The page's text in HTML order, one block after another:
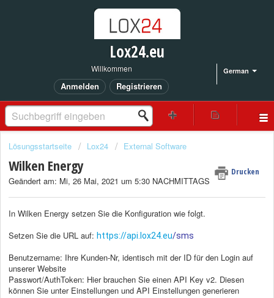
Lox24.eu
German
Willkommen
Anmelden Registrieren
Lösungsstartseite Lox24 External Software
Wilken Energy Drucken
Geändert am: Mi, 26 Mai, 2021 um 5:30 NACHMITTAGS
In Wilken Energy setzen Sie die Konfiguration wie folgt.
Setzen Sie die URL auf: https://api.lox24.eu/sms
Benutzername: Ihre Kunden-Nr, identisch mit der ID für den Login auf
unserer Website
Passwort/AuthToken: Hier brauchen Sie einen API Key v2. Diesen
können Sie unter Einstellungen und API Einstellungen generieren